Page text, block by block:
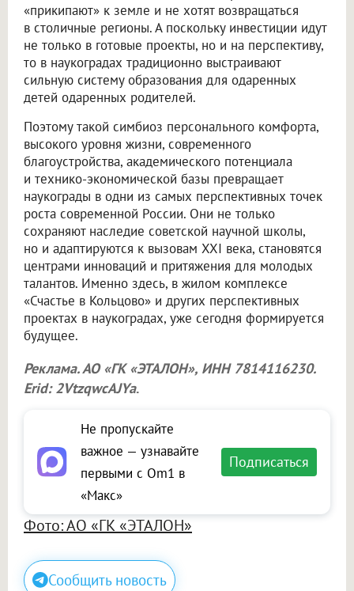
«прикипают» к земле и не хотят возвращаться
в столичные регионы. А поскольку инвестиции идут
не только в готовые проекты, но и на перспективу,
то в наукоградах традиционно выстраивают
сильную систему образования для одаренных
детей одаренных родителей.
Поэтому такой симбиоз персонального комфорта,
высокого уровня жизни, современного
благоустройства, академического потенциала
и технико-экономической базы превращает
наукограды в одни из самых перспективных точек
роста современной России. Они не только
сохраняют наследие советской научной школы,
но и адаптируются к вызовам XXI века, становятся
центрами инноваций и притяжения для молодых
талантов. Именно здесь, в жилом комплексе
«Счастье в Кольцово» и других перспективных
проектах в наукоградах, уже сегодня формируется
будущее.
Реклама. АО «ГК «ЭТАЛОН», ИНН 7814116230.
Erid: 2VtzqwcAJYa.
Не пропускайте
важное — узнавайте
первыми с Om1 в
«Макс»
Подписаться
Фото: АО «ГК «ЭТАЛОН»
Сообщить новость